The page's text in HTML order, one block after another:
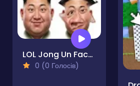
LOL Jong Un Face Editor
0 (0 Голосів)